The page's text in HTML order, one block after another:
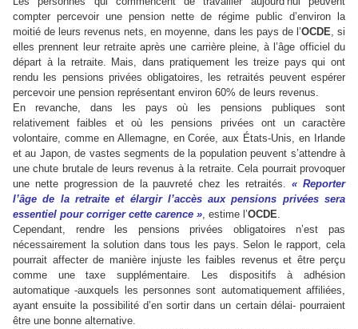
compter percevoir une pension nette de régime public d’environ la
moitié de leurs revenus nets, en moyenne, dans les pays de l’OCDE, si
elles prennent leur retraite après une carrière pleine, à l’âge officiel du
départ à la retraite. Mais, dans pratiquement les treize pays qui ont
rendu les pensions privées obligatoires, les retraités peuvent espérer
percevoir une pension représentant environ 60% de leurs revenus.
En revanche, dans les pays où les pensions publiques sont
relativement faibles et où les pensions privées ont un caractère
volontaire, comme en Allemagne, en Corée, aux États-Unis, en Irlande
et au Japon, de vastes segments de la population peuvent s’attendre à
une chute brutale de leurs revenus à la retraite. Cela pourrait provoquer
une nette progression de la pauvreté chez les retraités.« Reporter
l’âge de la retraite et élargir l’accès aux pensions privées sera
essentiel pour corriger cette carence », estime l’OCDE.
Cependant, rendre les pensions privées obligatoires n’est pas
nécessairement la solution dans tous les pays. Selon le rapport, cela
pourrait affecter de manière injuste les faibles revenus et être perçu
comme une taxe supplémentaire. Les dispositifs à adhésion
automatique -auxquels les personnes sont automatiquement affiliées,
ayant ensuite la possibilité d’en sortir dans un certain délai- pourraient
être une bonne alternative.